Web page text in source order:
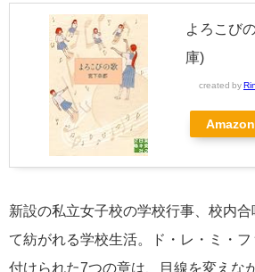
よろこび
庫)
created by
Amazon
新設の私立女子校の学校行事、校内合
て紡がれる学校生活。ド・レ・ミ・
付けられた7つの章は、目線を変えな